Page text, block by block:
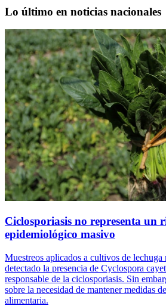
Lo último en noticias nacionales
Ciclosporiasis no representa un
epidemiológico masivo
Muestreos aplicados a cultivos de lechuga
detectado la presencia de Cyclospora
responsable de la ciclosporiasis. Sin
sobre la necesidad de mantener medidas
alimentaria.